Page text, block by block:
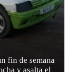
fin de semana
y asalta el